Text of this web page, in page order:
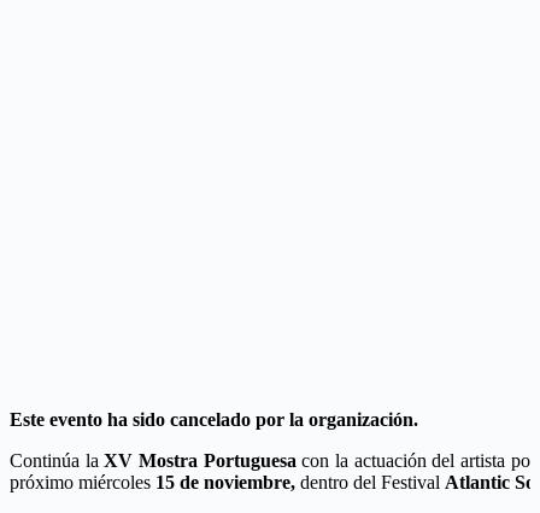
Este evento ha sido cancelado por la organización.
Continúa laXV Mostra Portuguesacon la actuación del artista
próximo miércoles 15 de noviembre, dentro del Festival Atlantic